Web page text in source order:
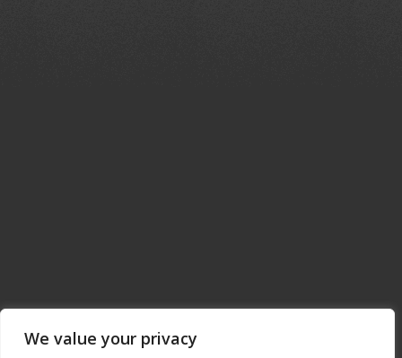
We value your privacy
ΜΟΙΡΑΣΕ ΤΟ
Facebook
Twitter
Μοιραστείτε